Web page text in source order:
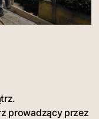
prowadzący przez